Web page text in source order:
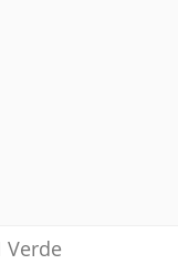
Verde